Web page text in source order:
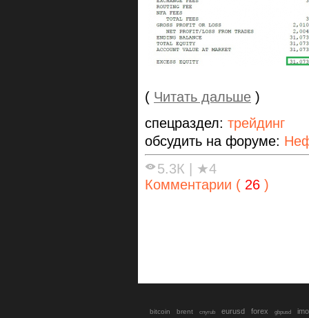
( Читать дальше )
спецраздел: трейдинг
обсудить на форуме:
5.3К | ★4
Комментарии ( 26 )
bitcoin brent cnyrub eurusd forex gbpusd